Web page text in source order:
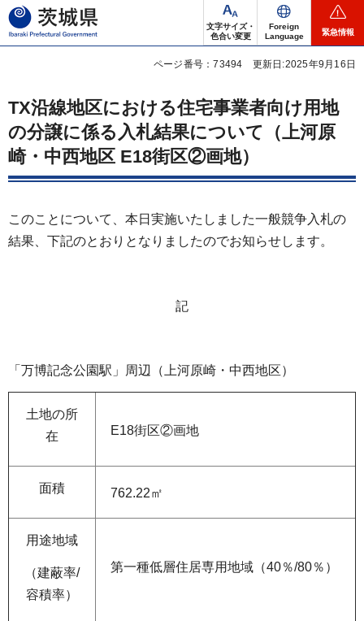
茨城県
文字サイズ・
色合い変更
Foreign
Language
緊急情報
ページ番号：73494 更新日:2025年9月16日
TX沿線地区における住宅事業者向け用地
の分譲に係る入札結果について（上河原
崎・中西地区 E18街区②画地）
このことについて、本日実施いたしました一般競争入札の
結果、下記のとおりとなりましたのでお知らせします。
記
「万博記念公園駅」周辺（上河原崎・中西地区）
土地の所
在
E18街区②画地
面積 762.22㎡
用途地域
（建蔽率/
容積率）
第一種低層住居専用地域（40％/80％）